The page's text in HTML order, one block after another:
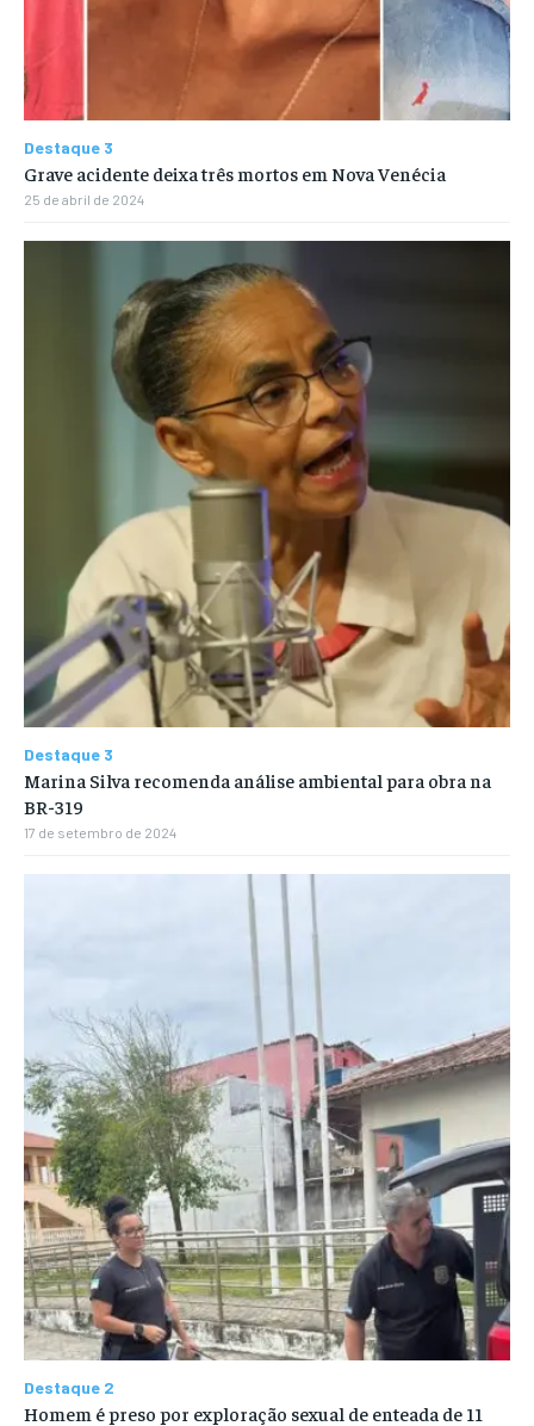
Destaque 3
Grave acidente deixa três mortos em Nova Venécia
25 de abril de 2024
Destaque 3
Marina Silva recomenda análise ambiental para obra na
BR-319
17 de setembro de 2024
Destaque 2
Homem é preso por exploração sexual de enteada de 11